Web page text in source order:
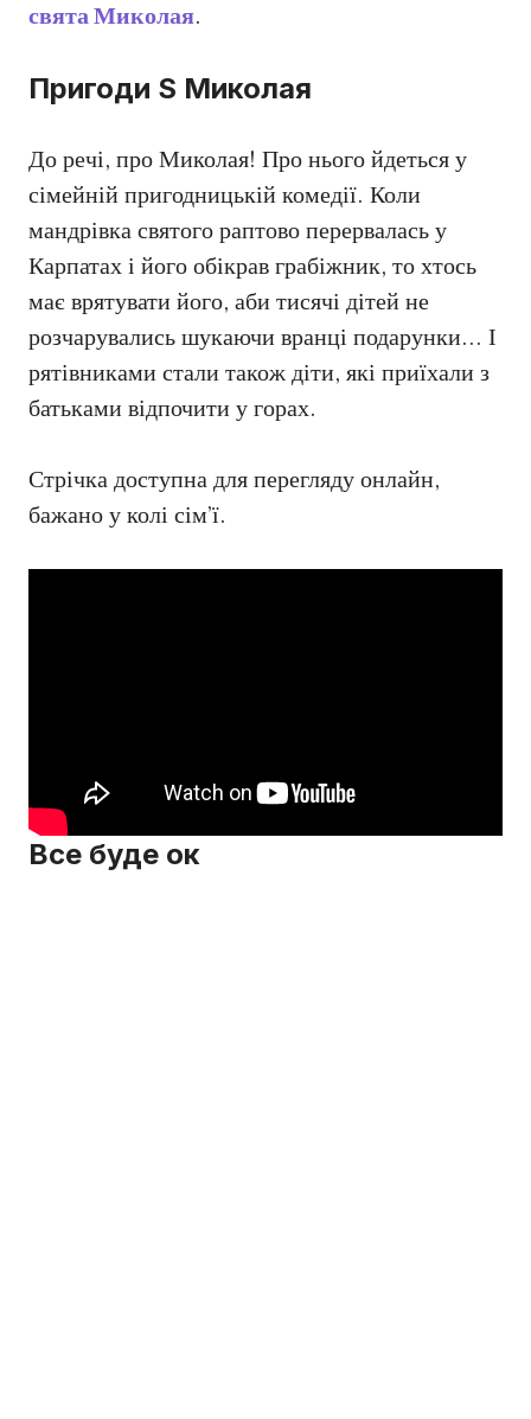
свята Миколая.
Пригоди S Миколая
До речі, про Миколая! Про нього йдеться у
сімейній пригодницькій комедії. Коли
мандрівка святого раптово перервалась у
Карпатах і його обікрав грабіжник, то хтось
має врятувати його, аби тисячі дітей не
розчарувались шукаючи вранці подарунки… І
рятівниками стали також діти, які приїхали з
батьками відпочити у горах.
Стрічка доступна для перегляду онлайн,
бажано у колі сім’ї.
Все буде ок